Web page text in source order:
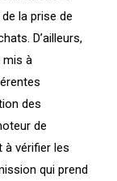
la prise de
D’ailleurs,
mis à
des
de
à vérifier les
qui prend